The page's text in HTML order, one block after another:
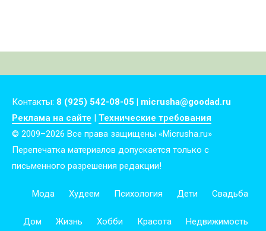
Контакты: 8 (925) 542-08-05 | micrusha@goodad.ru
Реклама на сайте | Технические требования
© 2009–2026 Все права защищены «Micrusha.ru»
Перепечатка материалов допускается только с
письменного разрешения редакции!
Мода Худеем Психология Дети Свадьба
Дом Жизнь Хобби Красота Недвижимость